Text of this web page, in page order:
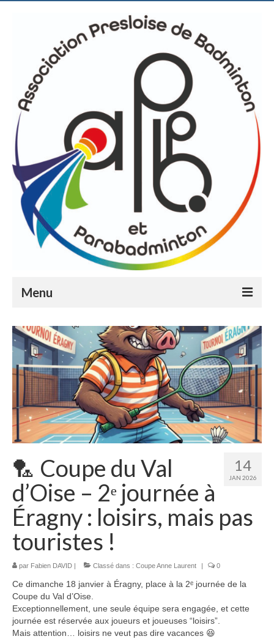
Menu
Le club
Le badminton
Le parabadminton
S’inscrire
Horaires
Compétitions
Nos événements
Espace Adhérents
14
JAN 2026
🏸 Coupe du Val
d’Oise – 2ᵉ journée à
Éragny : loisirs, mais pas
touristes !
par Fabien DAVID Classé dans : Coupe Anne Laurent 0
Ce dimanche 18 janvier à Éragny, place à la 2ᵉ journée de la
Coupe du Val d’Oise.
Exceptionnellement, une seule équipe sera engagée, et cette
journée est réservée aux joueurs et joueuses “loisirs”.
Mais attention… loisirs ne veut pas dire vacances 😆